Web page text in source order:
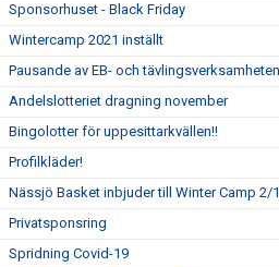
Sponsorhuset - Black Friday
Wintercamp 2021 inställt
Pausande av EB- och
Andelslotteriet dragning november
Bingolotter för uppesittarkvällen!!
Profilkläder!
Nässjö Basket inbjuder till Winter Camp 2/
Privatsponsring
Spridning Covid-19